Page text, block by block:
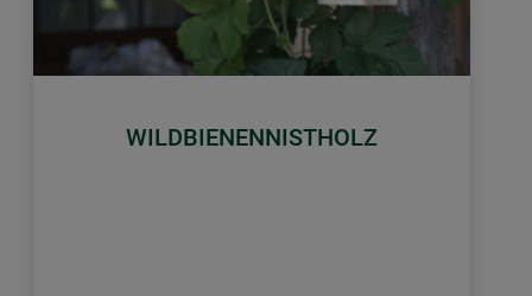
WILDBIENENNISTHOLZ